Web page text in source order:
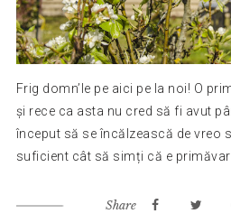
Frig domn’le pe aici pe la noi! O
și rece ca asta nu cred să fi avut
început să se încălzească de vreo
suficient cât să simți că e
Share